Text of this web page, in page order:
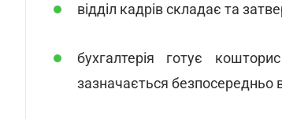
відділ кадрів складає та
бухгалтерія готує
зазначається безпосередньо